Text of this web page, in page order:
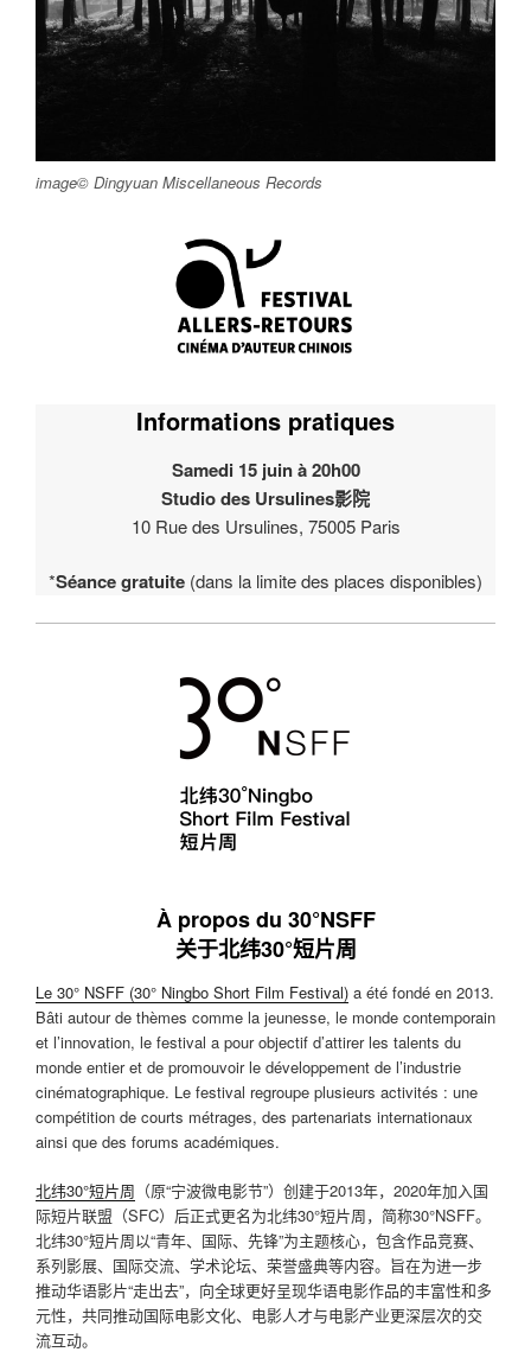
image© Dingyuan Miscellaneous Records
Informations pratiques
Samedi 15 juin à 20h00
Studio des Ursulines影院
10 Rue des Ursulines, 75005 Paris
*Séance gratuite (dans la limite des places disponibles)
À propos du 30°NSFF
关于北纬30°短片周
Le 30° NSFF (30° Ningbo Short Film Festival) a été fondé en 2013.
Bâti autour de thèmes comme la jeunesse, le monde contemporain
et l’innovation, le festival a pour objectif d’attirer les talents du
monde entier et de promouvoir le développement de l’industrie
cinématographique. Le festival regroupe plusieurs activités : une
compétition de courts métrages, des partenariats internationaux
ainsi que des forums académiques.
北纬30°短片周 （原“宁波微电影节”）创建于2013年，2020年加入国
际短片联盟（SFC）后正式更名为北纬30°短片周，简称30°NSFF。
北纬30°短片周以“青年、国际、先锋”为主题核心，包含作品竞赛、
系列影展、国际交流、学术论坛、荣誉盛典等内容。旨在为进一步
推动华语影片“走出去”，向全球更好呈现华语电影作品的丰富性和多
元性，共同推动国际电影文化、电影人才与电影产业更深层次的交
流互动。